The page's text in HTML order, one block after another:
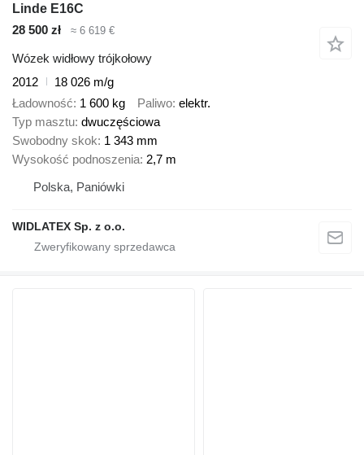
Linde E16C
28 500 zł
≈ 6 619 €
Wózek widłowy trójkołowy
2012
18 026 m/g
Ładowność 1 600 kg Paliwo elektr.
Typ masztu dwuczęściowa
Swobodny skok 1 343 mm
Wysokość podnoszenia 2,7 m
Polska, Paniówki
WIDLATEX Sp. z o.o.